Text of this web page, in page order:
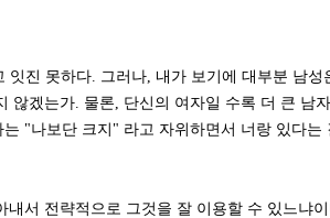
진 못하다. 그러나, 내가 보기에 대부분 남성
않겠는가. 물론, 단신의 여자일 수록 더 큰 남
"나보단 크지" 라고 자위하면서 너랑 있다는
서 전략적으로 그것을 잘 이용할 수 있느냐